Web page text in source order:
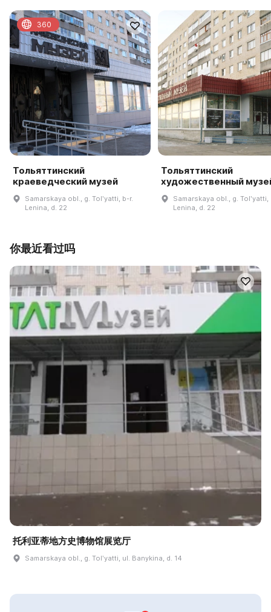
Тольяттинский
краеведческий музей
Samarskaya obl., g. Tolʹyatti, b-r.
Lenina, d. 22
360
Тольяттинский
художественный
Samarskaya obl., g. Tolʹyatti,
Lenina, d. 22
你最近看过吗
托利亚蒂地方史博物馆展览厅
Samarskaya obl., g. Tolʹyatti, ul. Banykina, d. 14